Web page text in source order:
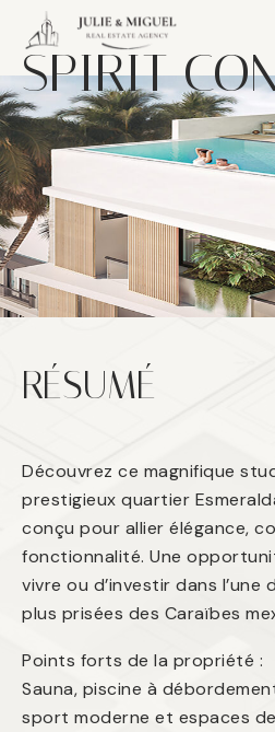
SPIRIT
RÉSUMÉ
Découvrez ce magnifique
prestigieux quartier
conçu pour allier élégance,
fonctionnalité. Une
vivre ou d’investir dans l’une
plus prisées des Caraïbes
Points forts de la propriété :
Sauna, piscine à
sport moderne et espaces